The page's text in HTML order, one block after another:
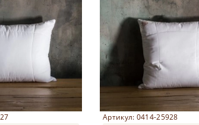
Артикул: 0414-25928